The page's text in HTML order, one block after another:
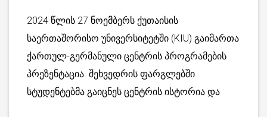
2024 წლის 27 ნოემბერს ქუთაისის
საერთაშორისო უნივერსიტეტში (KIU) გაიმართა
ქართულ-გერმანული ცენტრის პროგრამების
პრეზენტაცია. შეხვედრის ფარგლებში
სტუდენტებმა გაიცნეს ცენტრის ისტორია და